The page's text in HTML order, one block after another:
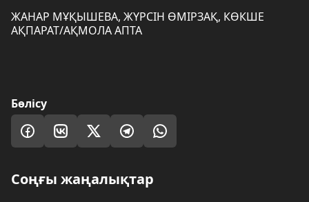
ЖАНАР МҰҚЫШЕВА, ЖҮРСІН ӨМІРЗАҚ, КӨКШЕ
АҚПАРАТ/АҚМОЛА АПТА
Бөлісу
Соңғы жаңалықтар